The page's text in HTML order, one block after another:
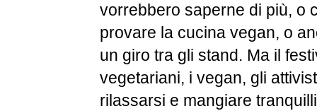
vorrebbero saperne di più, o
provare la cucina vegan, o
un giro tra gli stand. Ma il
vegetariani, i vegan, gli
rilassarsi e mangiare